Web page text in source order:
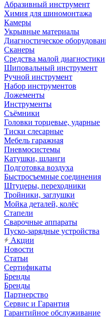
Абразивный инструмент
Химия для шиномонтажа
Камеры
Укрывные материалы
Диагностическое
Сканеры
Средства малой диагностики
Шиповальный инструмент
Ручной инструмент
Набор инструментов
Ложементы
Инструменты
Съёмники
Головки торцевые, ударные
Тиски слесарные
Мебель гаражная
Пневмосистемы
Катушки, шланги
Подготовка воздуха
Быстросъемные соединения
Штуцеры, переходники
Тройники, заглушки
Мойка деталей, колёс
Стапели
Сварочные аппараты
Пуско-зарядные устройства
Акции
Новости
Статьи
Сертификаты
Бренды
Бренды
Партнерство
Сервис и Гарантия
Гарантийное обслуживание